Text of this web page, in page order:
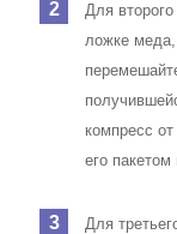
Для
ложке
компресс
его пакетом
Для